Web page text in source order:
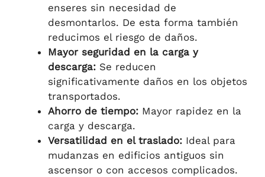
enseres sin necesidad de
desmontarlos. De esta forma también
reducimos el riesgo de daños.
Mayor seguridad en la carga y
descarga: Se reducen
significativamente daños en los objetos
transportados.
Ahorro de tiempo: Mayor rapidez en la
carga y descarga.
Versatilidad en el traslado: Ideal para
mudanzas en edificios antiguos sin
ascensor o con accesos complicados.